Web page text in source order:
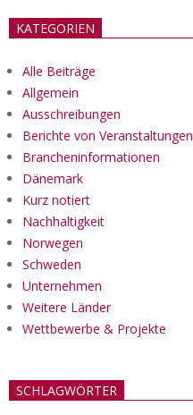
KATEGORIEN
Alle Beiträge
Allgemein
Ausschreibungen
Berichte von Veranstaltungen
Brancheninformationen
Dänemark
Kurz notiert
Nachhaltigkeit
Norwegen
Schweden
Unternehmen
Weitere Länder
Wettbewerbe & Projekte
SCHLAGWÖRTER